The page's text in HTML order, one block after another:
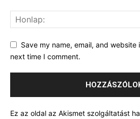
Save my name, email, and
next time I comment.
Ez az oldal az Akismet szolgáltatást